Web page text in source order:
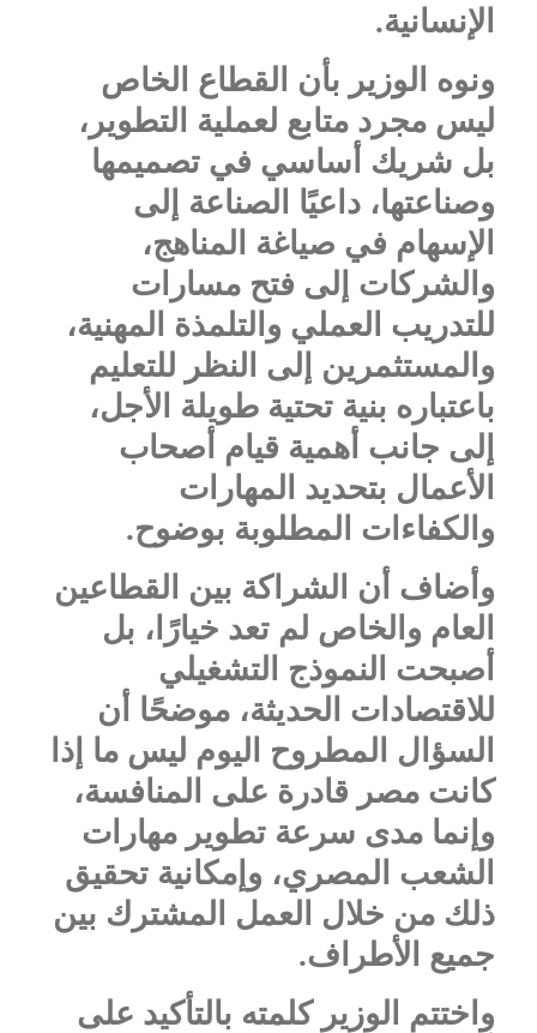
الإنسانية.
ونوه الوزير بأن القطاع الخاص
ليس مجرد متابع لعملية التطوير،
بل شريك أساسي في تصميمها
وصناعتها، داعيًا الصناعة إلى
الإسهام في صياغة المناهج،
والشركات إلى فتح مسارات
للتدريب العملي والتلمذة المهنية،
والمستثمرين إلى النظر للتعليم
باعتباره بنية تحتية طويلة الأجل،
إلى جانب أهمية قيام أصحاب
الأعمال بتحديد المهارات
والكفاءات المطلوبة بوضوح.
وأضاف أن الشراكة بين القطاعين
العام والخاص لم تعد خيارًا، بل
أصبحت النموذج التشغيلي
للاقتصادات الحديثة، موضحًا أن
السؤال المطروح اليوم ليس ما إذا
كانت مصر قادرة على المنافسة،
وإنما مدى سرعة تطوير مهارات
الشعب المصري، وإمكانية تحقيق
ذلك من خلال العمل المشترك بين
جميع الأطراف.
واختتم الوزير كلمته بالتأكيد على